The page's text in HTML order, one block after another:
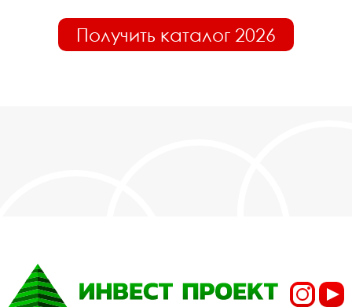
Получить каталог 2026